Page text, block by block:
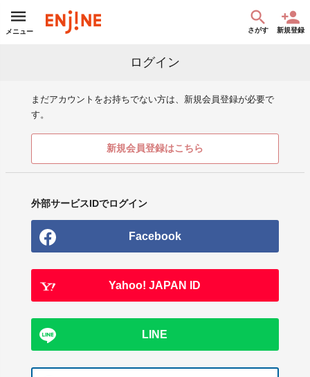
メニュー さがす 新規登録
ログイン
まだアカウントをお持ちでない方は、新規会員登録が必要で
す。
新規会員登録はこちら
外部サービスIDでログイン
Facebook
Yahoo! JAPAN ID
LINE